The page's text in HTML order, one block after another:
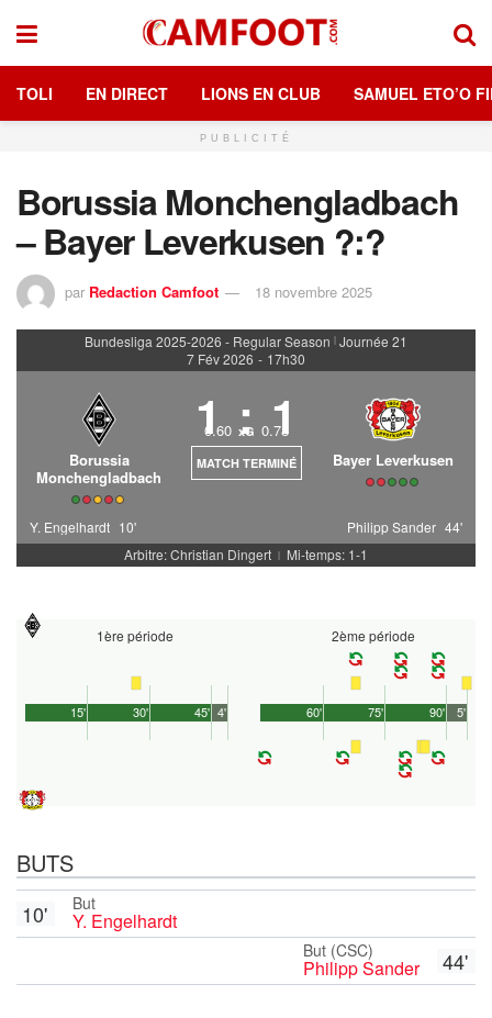
TOLI EN DIRECT LIONS EN CLUB SAMUEL ETO’O
PUBLICITÉ
Borussia Monchengladbach
– Bayer Leverkusen ?:?
par Redaction Camfoot 18 novembre 2025
Bundesliga 2025-2026 - Regular Season | Journée 21
7 Fév 2026 - 17h30
Borussia
Monchengladbach
1 : 1
0.60 xG 0.78
MATCH TERMINÉ Bayer Leverkusen
Y. Engelhardt 10' Philipp Sander 44'
Arbitre: Christian Dingert | Mi-temps: 1-1
1ère période
45'
15' 30' 4'
2ème période
90'
60' 75' 5'
BUTS
But
Y. Engelhardt
10'
44'
But (CSC)
Philipp Sander